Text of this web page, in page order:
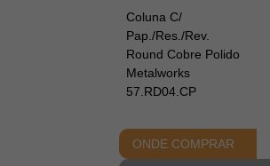
Coluna C/
Pap./Res./Rev.
Round Cobre Polido
Metalworks
57.RD04.CP
ONDE COMPRAR